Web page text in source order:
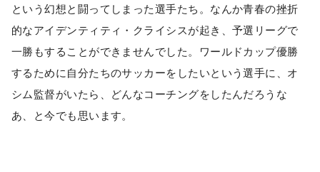
という幻想と闘ってしまった選手たち。なんか青春の挫折
的なアイデンティティ・クライシスが起き、予選リーグで
一勝もすることができませんでした。ワールドカップ優勝
するために自分たちのサッカーをしたいという選手に、オ
シム監督がいたら、どんなコーチングをしたんだろうな
あ、と今でも思います。